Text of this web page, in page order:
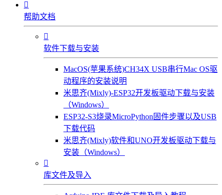

帮助文档

软件下载与安装
MacOS(苹果系统)CH34X USB串行Mac OS驱
动程序的安装说明
米思齐(Mixly)-ESP32开发板驱动下载与安装
（Windows）
ESP32-S3烧录MicroPython固件步骤以及USB
下载代码
米思齐(Mixly)软件和UNO开发板驱动下载与
安装（Windows）

库文件及导入